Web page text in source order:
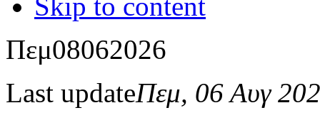
Πεμ08062026
Last updateΠεμ, 06 Αυγ